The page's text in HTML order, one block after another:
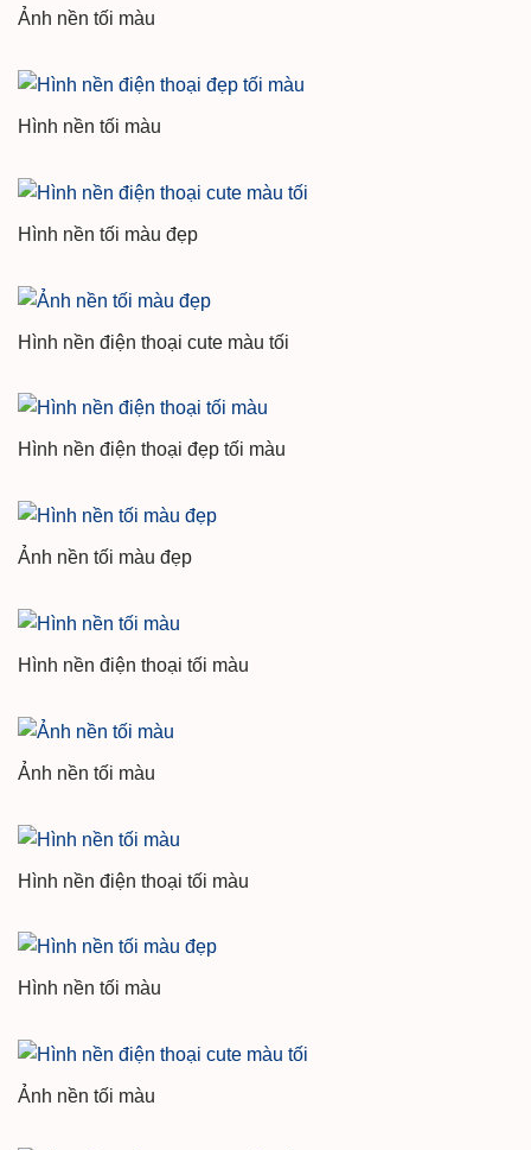
Ảnh nền tối màu
Hình nền tối màu
Hình nền tối màu đẹp
Hình nền điện thoại cute màu tối
Hình nền điện thoại đẹp tối màu
Ảnh nền tối màu đẹp
Hình nền điện thoại tối màu
Ảnh nền tối màu
Hình nền điện thoại tối màu
Hình nền tối màu
Ảnh nền tối màu